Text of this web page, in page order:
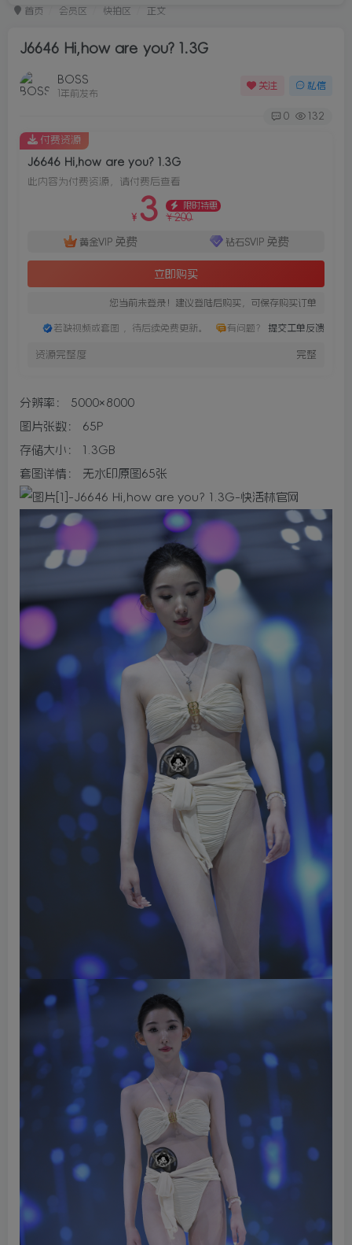
首页 会员区 快拍区 正文
J6646 Hi,how are you? 1.3G
BOSS
1年前发布
关注 私信
0 132
J6646 Hi,how are you? 1.3G
此内容为付费资源，请付费后查看
¥ 3
限时特惠
¥ 200
黄金VIP 免费 钻石SVIP 免费
立即购买
您当前未登录！建议登陆后购买，可保存购买订单
若缺视频或套图 ，待后续免费更新。 有问题？ 提交工单反馈
资源完整度 完整
付费资源
分辨率：
5000× 8000
图片张数：
65P
存储大小：
1.3GB
套图详情：
无水印原图65张